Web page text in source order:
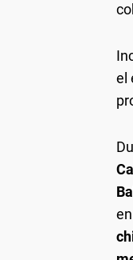
el